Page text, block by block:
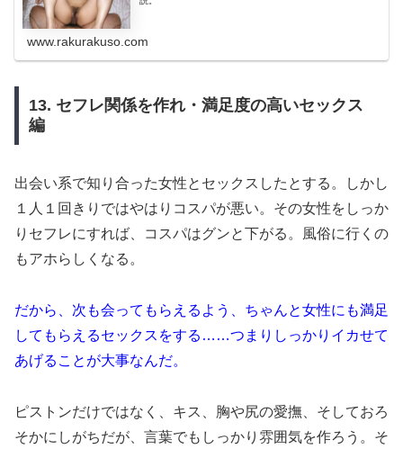
www.rakurakuso.com
13. セフレ関係を作れ・満足度の高いセックス
編
出会い系で知り合った女性とセックスしたとする。しかし
１人１回きりではやはりコスパが悪い。その女性をしっか
りセフレにすれば、コスパはグンと下がる。風俗に行くの
もアホらしくなる。
だから、次も会ってもらえるよう、ちゃんと女性にも満足
してもらえるセックスをする……つまりしっかりイカせて
あげることが大事なんだ。
ピストンだけではなく、キス、胸や尻の愛撫、そしておろ
そかにしがちだが、言葉でもしっかり雰囲気を作ろう。そ